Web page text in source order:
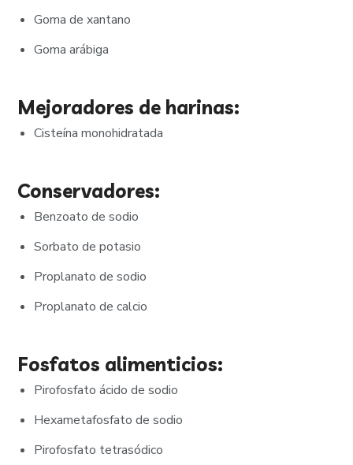
Goma de xantano
Goma arábiga
Mejoradores de harinas:
Cisteína monohidratada
Conservadores:
Benzoato de sodio
Sorbato de potasio
Proplanato de sodio
Proplanato de calcio
Fosfatos alimenticios:
Pirofosfato ácido de sodio
Hexametafosfato de sodio
Pirofosfato tetrasódico